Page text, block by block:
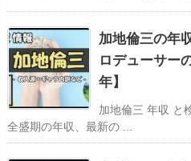
加地倫三の年
ロデューサー
年】
加地倫三 年収 と
全盛期の年収、最新の ...